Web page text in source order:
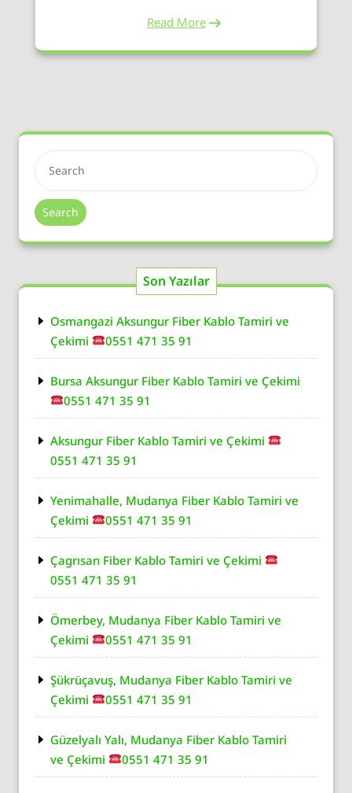
Read More
Search
Son Yazılar
Osmangazi Aksungur Fiber Kablo Tamiri ve
Çekimi
0551 471 35 91
Bursa Aksungur Fiber Kablo Tamiri ve Çekimi
0551 471 35 91
Aksungur Fiber Kablo Tamiri ve Çekimi
0551 471 35 91
Yenimahalle, Mudanya Fiber Kablo Tamiri ve
Çekimi
0551 471 35 91
Çagrısan Fiber Kablo Tamiri ve Çekimi
0551 471 35 91
Ömerbey, Mudanya Fiber Kablo Tamiri ve
Çekimi
0551 471 35 91
Şükrüçavuş, Mudanya Fiber Kablo Tamiri ve
Çekimi
0551 471 35 91
Güzelyalı Yalı, Mudanya Fiber Kablo Tamiri
ve Çekimi
0551 471 35 91